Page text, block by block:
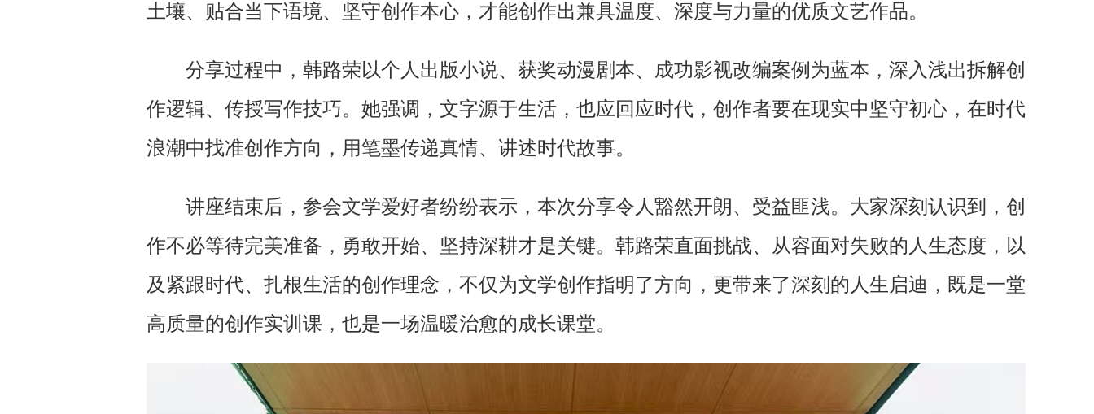
土壤、贴合当下语境、坚守创作本心，才能创作出兼具温度、深度与力量的优质文艺作品。
分享过程中， 韩路荣以个人出版小说、获奖动漫剧本、成功影视改编案例为蓝本 ，深入浅出拆解创
作逻辑、传授写作技巧。她强调， 文字源于生活，也应回应时代 ，创作者要在现实中坚守初心，在时代
浪潮中找准创作方向，用笔墨传递真情、讲述时代故事。
讲座结束后，参会文学爱好者纷纷表示，本次分享令人豁然开朗、受益匪浅。 大家深刻认识到，创
作不必等待完美准备，勇敢开始、坚持深耕才是关键。韩路荣直面挑战、从容面对失败的人生态度，以
及紧跟时代、扎根生活的创作理念，不仅为文学创作指明了方向，更带来了深刻的人生启迪，既是一堂
高质量的创作实训课，也是一场温暖治愈的成长课堂。